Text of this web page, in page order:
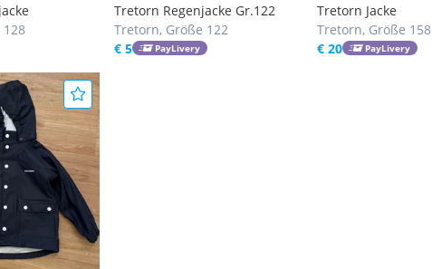
Tretorn Regenjacke Gr.122
Tretorn, Größe 122
€ 5
PayLivery
Tretorn Jacke
Tretorn, Größe 158
€ 20
PayLivery